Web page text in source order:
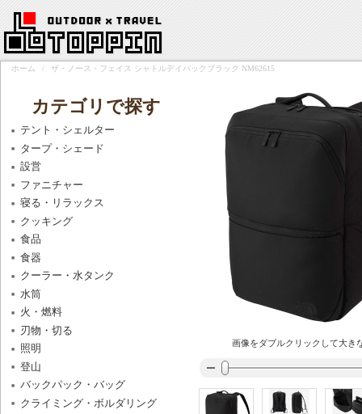
ホーム / ザ・ノース・フェイス シャトルデイパックブラック NM62615
画像をダブルクリックして大き
カテゴリで探す
テント・シェルター
タープ・シェード
設営
ファニチャー
寝る・リラックス
クッキング
食品
食器
クーラー・水タンク
水筒
火・燃料
刃物・切る
照明
登山
バックパック・バッグ
クライミング・ボルダリング